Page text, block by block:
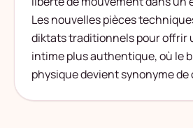
Les nouvelles pièces
diktats traditionnels pour offrir
intime plus authentique, où le
physique devient synonyme